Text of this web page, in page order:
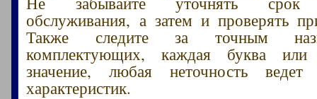
обслуживания, а затем и проверять
Также следите за точным
комплектующих, каждая буква
значение, любая неточность
характеристик.